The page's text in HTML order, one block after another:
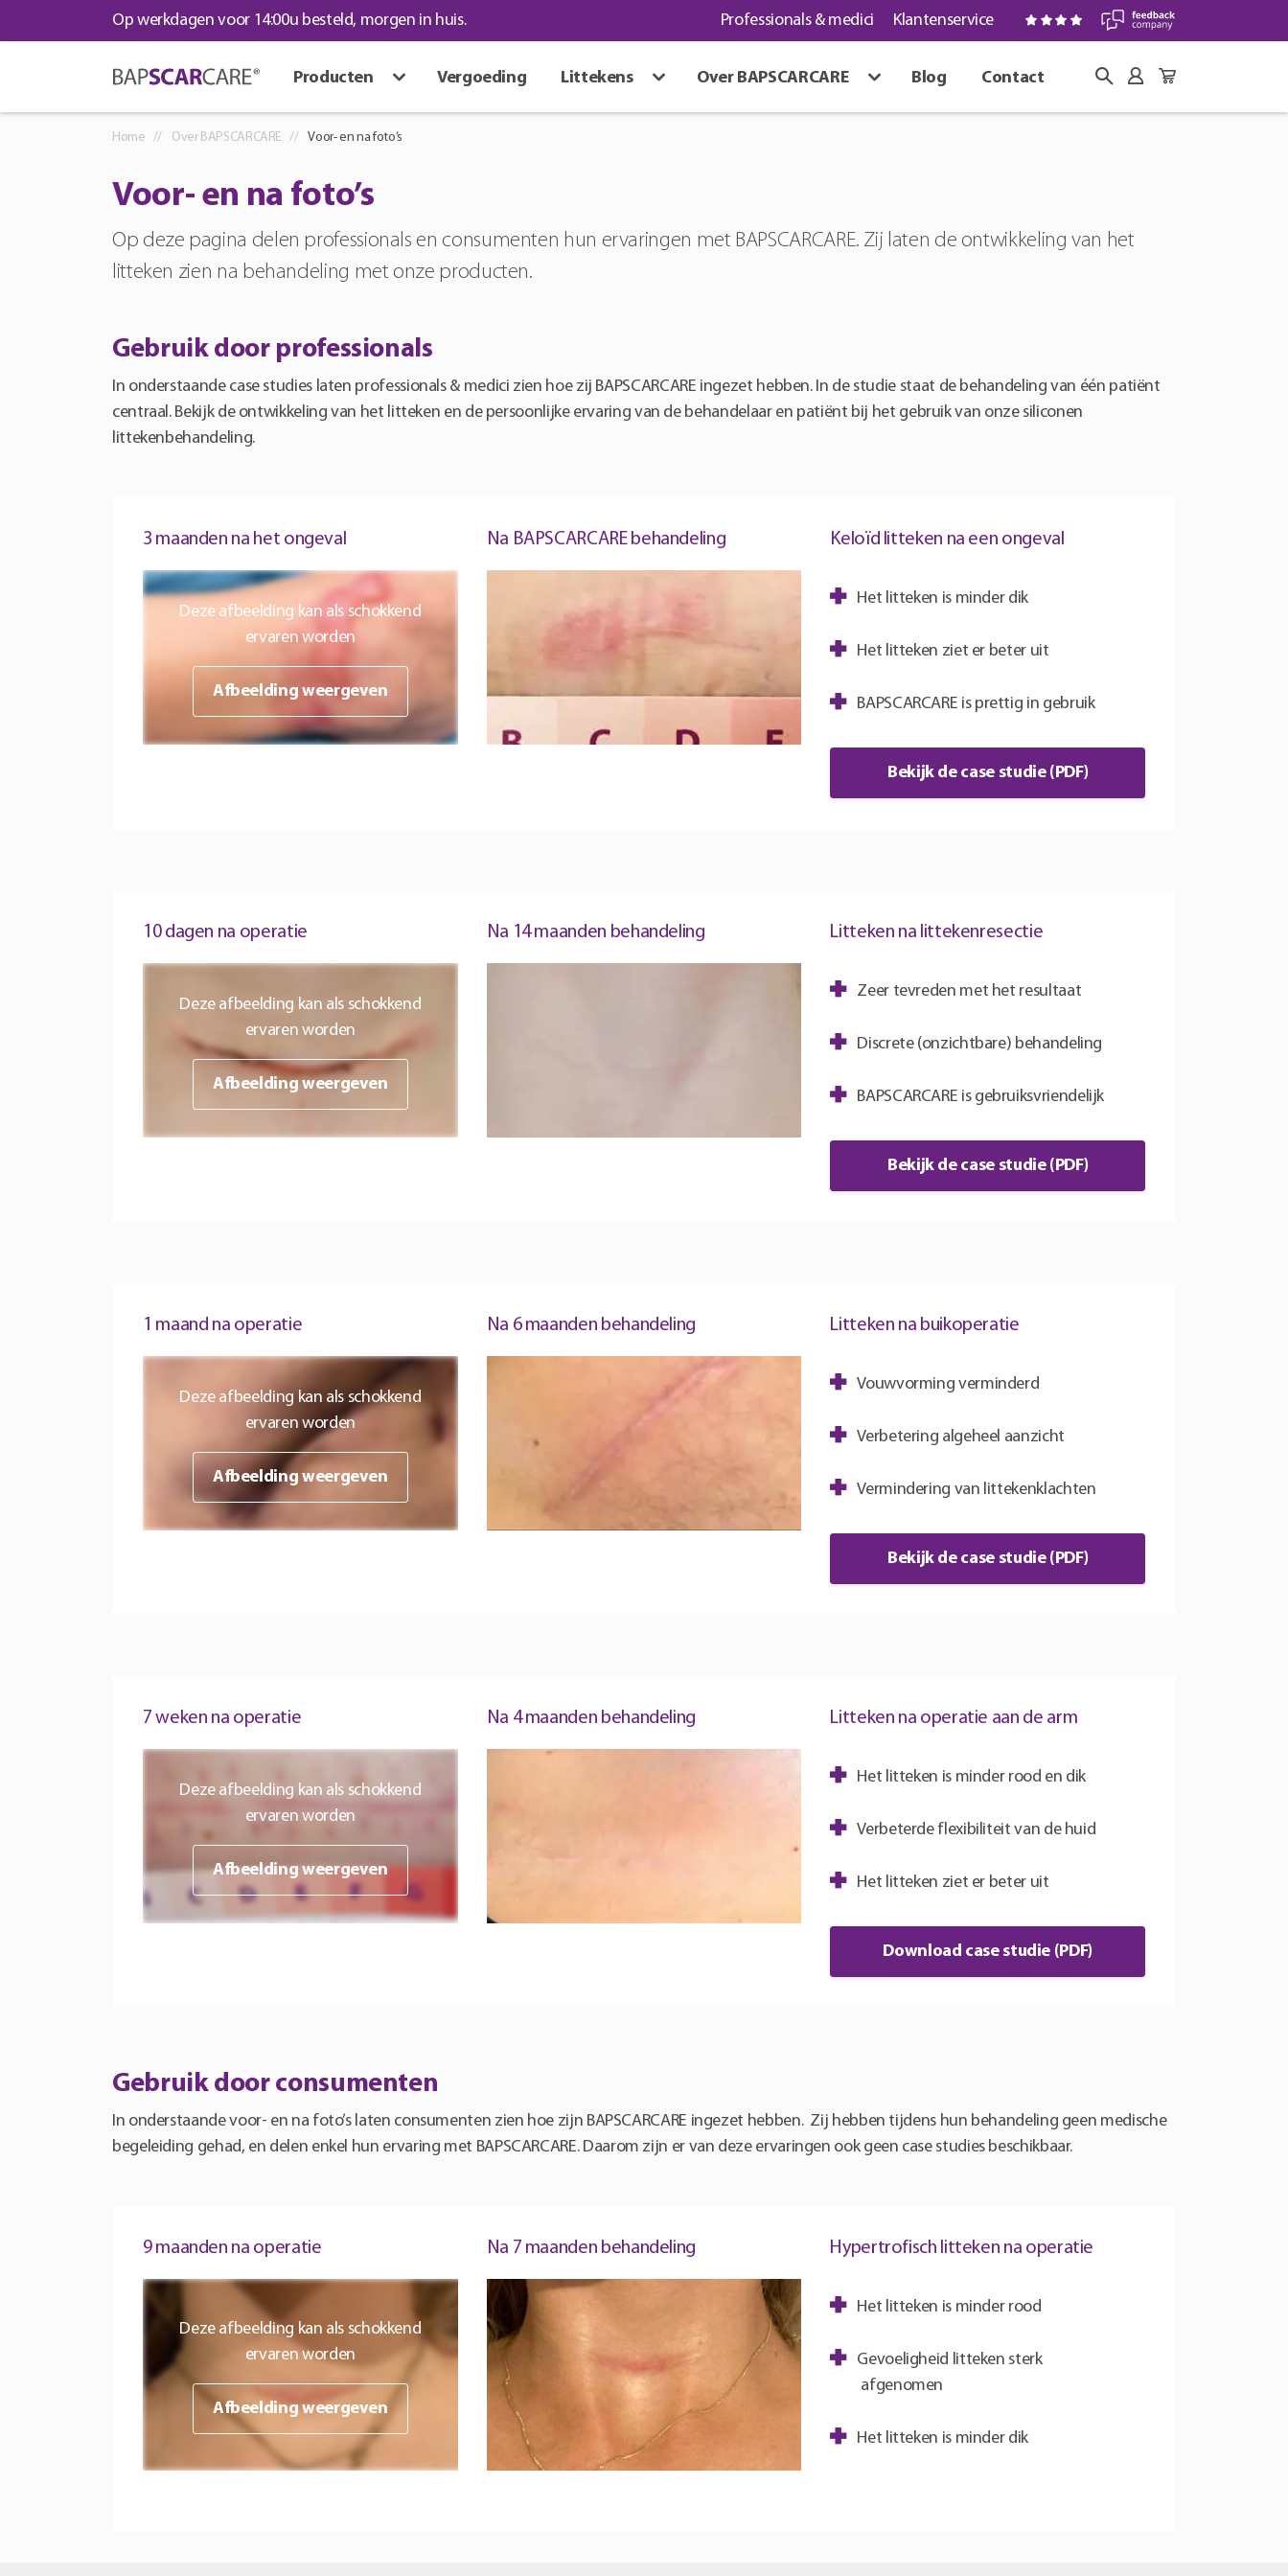
Op werkdagen voor 14:00u besteld, morgen in huis. Professionals & medici Klantenservice
Producten Vergoeding Littekens Over BAPSCARCARE Blog Contact
Home Over BAPSCARCARE Voor- en na foto’s
Voor- en na foto’s
Op deze pagina delen professionals en consumenten hun ervaringen met BAPSCARCARE. Zij laten de ontwikkeling van het
litteken zien na behandeling met onze producten.
Gebruik door professionals
In onderstaande case studies laten professionals & medici zien hoe zij BAPSCARCARE ingezet hebben. In de studie staat de behandeling van één patiënt
centraal. Bekijk de ontwikkeling van het litteken en de persoonlijke ervaring van de behandelaar en patiënt bij het gebruik van onze siliconen
littekenbehandeling.
3 maanden na het ongeval
Deze afbeelding kan als schokkend
ervaren worden
Afbeelding weergeven
Na BAPSCARCARE behandeling Keloïd litteken na een ongeval
Het litteken is minder dik
Het litteken ziet er beter uit
BAPSCARCARE is prettig in gebruik
Bekijk de case studie (PDF)
10 dagen na operatie
Deze afbeelding kan als schokkend
ervaren worden
Afbeelding weergeven
Na 14 maanden behandeling Litteken na littekenresectie
Zeer tevreden met het resultaat
Discrete (onzichtbare) behandeling
BAPSCARCARE is gebruiksvriendelijk
Bekijk de case studie (PDF)
1 maand na operatie
Deze afbeelding kan als schokkend
ervaren worden
Afbeelding weergeven
Na 6 maanden behandeling Litteken na buikoperatie
Vouwvorming verminderd
Verbetering algeheel aanzicht
Vermindering van littekenklachten
Bekijk de case studie (PDF)
7 weken na operatie
Deze afbeelding kan als schokkend
ervaren worden
Afbeelding weergeven
Na 4 maanden behandeling Litteken na operatie aan de arm
Het litteken is minder rood en dik
Verbeterde flexibiliteit van de huid
Het litteken ziet er beter uit
Download case studie (PDF)
Gebruik door consumenten
In onderstaande voor- en na foto’s laten consumenten zien hoe zijn BAPSCARCARE ingezet hebben. Zij hebben tijdens hun behandeling geen medische
begeleiding gehad, en delen enkel hun ervaring met BAPSCARCARE. Daarom zijn er van deze ervaringen ook geen case studies beschikbaar.
9 maanden na operatie
Deze afbeelding kan als schokkend
ervaren worden
Afbeelding weergeven
Na 7 maanden behandeling Hypertrofisch litteken na operatie
Het litteken is minder rood
Gevoeligheid litteken sterk
afgenomen
Het litteken is minder dik